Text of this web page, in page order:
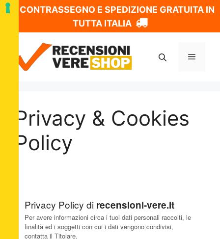
CONTRASSEGNO E SPEDIZIONE GRATUITA IN
TUTTA ITALIA
contenuto
Menu
Privacy & Cookies
Policy